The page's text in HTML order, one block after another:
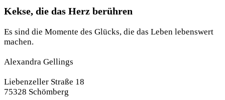
Kekse, die das Herz berühren
Es sind die Momente des Glücks, die das Leben lebenswert
machen.
Alexandra Gellings
Liebenzeller Straße 18
75328 Schömberg